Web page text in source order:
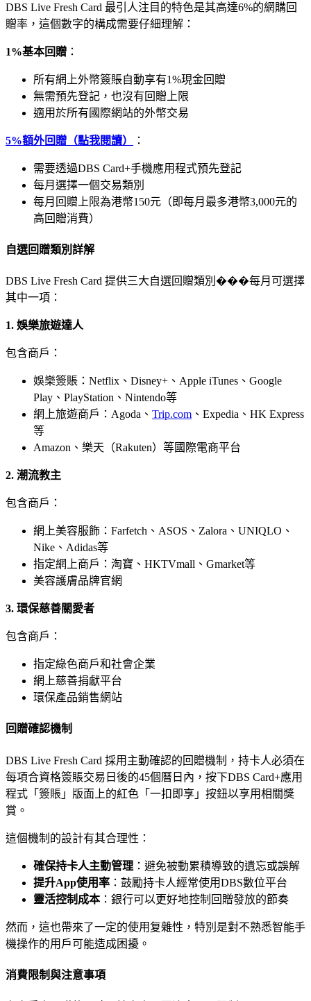
DBS Live Fresh Card 最引人注目的特色是其高達6%的網購回
贈率，這個數字的構成需要仔細理解：
1%基本回贈 ：
所有網上外幣簽賬自動享有1%現金回贈
無需預先登記，也沒有回贈上限
適用於所有國際網站的外幣交易
5%額外回贈（點我閱讀） ：
需要透過DBS Card+手機應用程式預先登記
每月選擇一個交易類別
每月回贈上限為港幣150元（即每月最多港幣3,000元的
高回贈消費）
自選回贈類別詳解
DBS Live Fresh Card 提供三大自選回贈類別���每月可選擇
其中一項：
1. 娛樂旅遊達人
包含商戶：
娛樂簽賬：Netflix、Disney+、Apple iTunes、Google
Play、PlayStation、Nintendo等
網上旅遊商戶：Agoda、 Trip.com 、Expedia、HK Express
等
Amazon、樂天（Rakuten）等國際電商平台
2. 潮流教主
包含商戶：
網上美容服飾：Farfetch、ASOS、Zalora、UNIQLO、
Nike、Adidas等
指定網上商戶：淘寶、HKTVmall、Gmarket等
美容護膚品牌官網
3. 環保慈善關愛者
包含商戶：
指定綠色商戶和社會企業
網上慈善捐獻平台
環保產品銷售網站
回贈確認機制
DBS Live Fresh Card 採用主動確認的回贈機制，持卡人必須在
每項合資格簽賬交易日後的45個曆日內，按下DBS Card+應用
程式「簽賬」版面上的紅色「一扣即享」按鈕以享用相關獎
賞。
這個機制的設計有其合理性：
確保持卡人主動管理 ：避免被動累積導致的遺忘或誤解
提升App使用率 ：鼓勵持卡人經常使用DBS數位平台
靈活控制成本：銀行可以更好地控制回贈發放的節奏
然而，這也帶來了一定的使用复雜性，特別是對不熟悉智能手
機操作的用戶可能造成困擾。
消費限制與注意事項